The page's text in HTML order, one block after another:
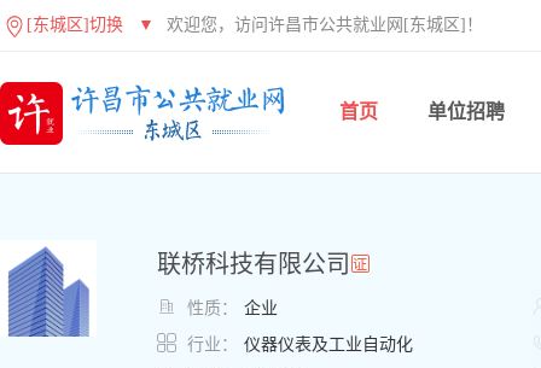
[东城区]切换 ▼ 欢迎您，访问许昌市公共就业网[东城区]！
首页 单位招聘
联桥科技有限公司
 性质： 企业
 行业： 仪器仪表及工业自动化